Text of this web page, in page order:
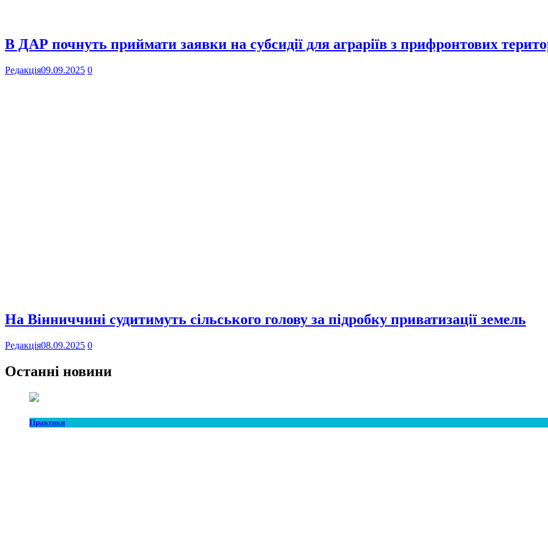
В ДАР почнуть приймати заявки на субсидії для аграріїв з прифронтових
Редакція09.09.2025 0
На Вінниччині судитимуть сільського голову за підробку приватизації земель
Редакція08.09.2025 0
Останні новини
Практики